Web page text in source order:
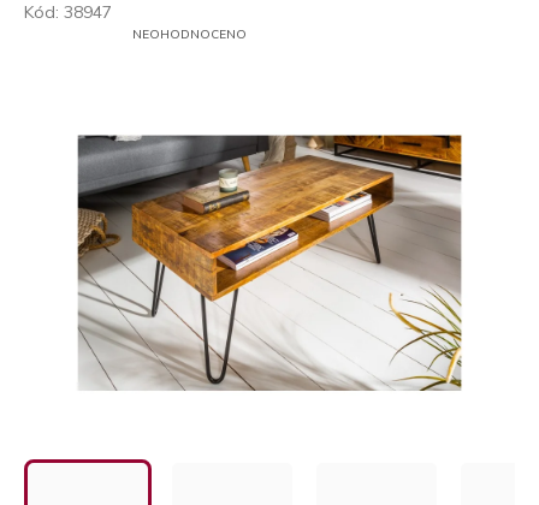
Kód: 38947
PRŮMĚRNÉ
HVĚZDIČEK.
NEOHODNOCENO